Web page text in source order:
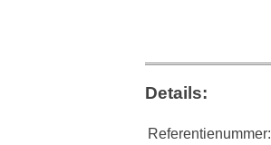
Details:
Referentienummer: